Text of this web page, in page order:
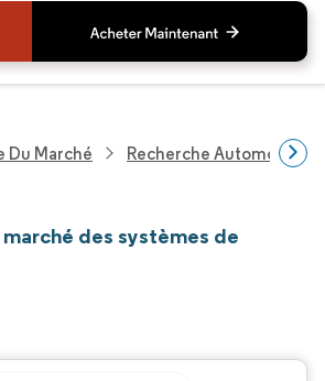
Du Marché Recherche Automobile
des systèmes de